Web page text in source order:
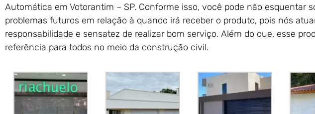
Automática em Votorantim – SP. Conforme isso, você pode não esquentar
problemas futuros em relação à quando irá receber o produto, pois nós
responsabilidade e sensatez de realizar bom serviço. Além do que, esse
referência para todos no meio da construção civil.